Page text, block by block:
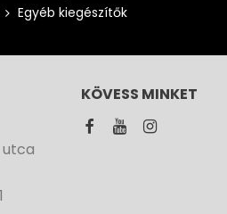
Egyéb kiegészítők
utca
KÖVESS MINKET